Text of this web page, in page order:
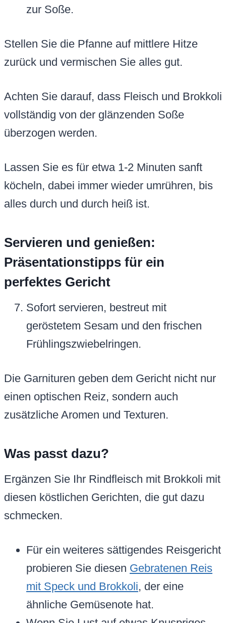
zur Soße.
Stellen Sie die Pfanne auf mittlere Hitze
zurück und vermischen Sie alles gut.
Achten Sie darauf, dass Fleisch und Brokkoli
vollständig von der glänzenden Soße
überzogen werden.
Lassen Sie es für etwa 1-2 Minuten sanft
köcheln, dabei immer wieder umrühren, bis
alles durch und durch heiß ist.
Servieren und genießen:
Präsentationstipps für ein
perfektes Gericht
Sofort servieren, bestreut mit
geröstetem Sesam und den frischen
Frühlingszwiebelringen.
Die Garnituren geben dem Gericht nicht nur
einen optischen Reiz, sondern auch
zusätzliche Aromen und Texturen.
Was passt dazu?
Ergänzen Sie Ihr Rindfleisch mit Brokkoli mit
diesen köstlichen Gerichten, die gut dazu
schmecken.
Für ein weiteres sättigendes Reisgericht
probieren Sie diesen Gebratenen Reis
mit Speck und Brokkoli, der eine
ähnliche Gemüsenote hat.